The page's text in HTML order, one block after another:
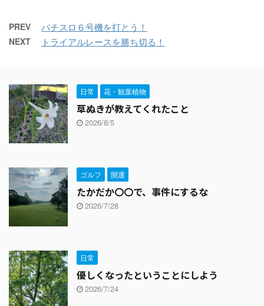
PREV パチスロ６号機を打とう！
NEXT トライアルレースを勝ち切る！
日常 花・観葉植物
草ぬきが教えてくれたこと
2026/8/5
ゴルフ 開運
たかだか〇〇で、事件にするな
2026/7/28
日常
優しくなったということにしよう
2026/7/24